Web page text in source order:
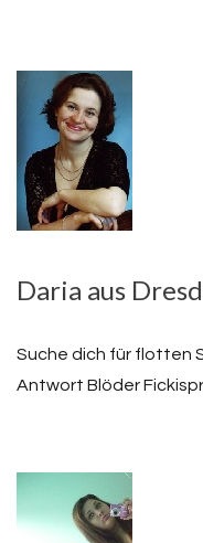
Daria aus
Suche dich für flotten
Antwort Blöder